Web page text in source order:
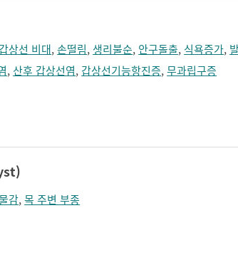
갑상선 비대,손떨림, 생리불순, 안구돌출, 식욕증가,
, 산후 갑상선염, 갑상선기능항진증,무과립구증
감,목 주변 부종